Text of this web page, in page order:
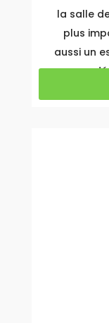
la salle
plus
aussi un